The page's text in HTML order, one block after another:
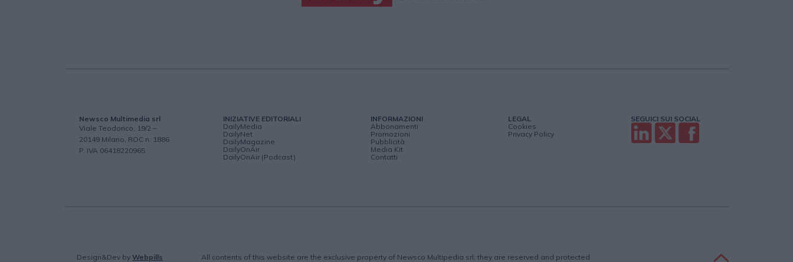
Newsco Multimedia srl
Viale Teodorico, 19/2 –
20149 Milano, ROC n. 1886
P. IVA 06418220965
INIZIATIVE EDITORIALI
DailyMedia
DailyNet
DailyMagazine
DailyOnAir
DailyOnAir (Podcast)
INFORMAZIONI
Abbonamenti
Promozioni
Pubblicità
Media Kit
Contatti
LEGAL
Cookies
Privacy Policy
SEGUICI SUI SOCIAL
Design&Dev byWebpills
All contents of this website are the exclusive property of Newsco Multipedia srl; they are reserved and protected